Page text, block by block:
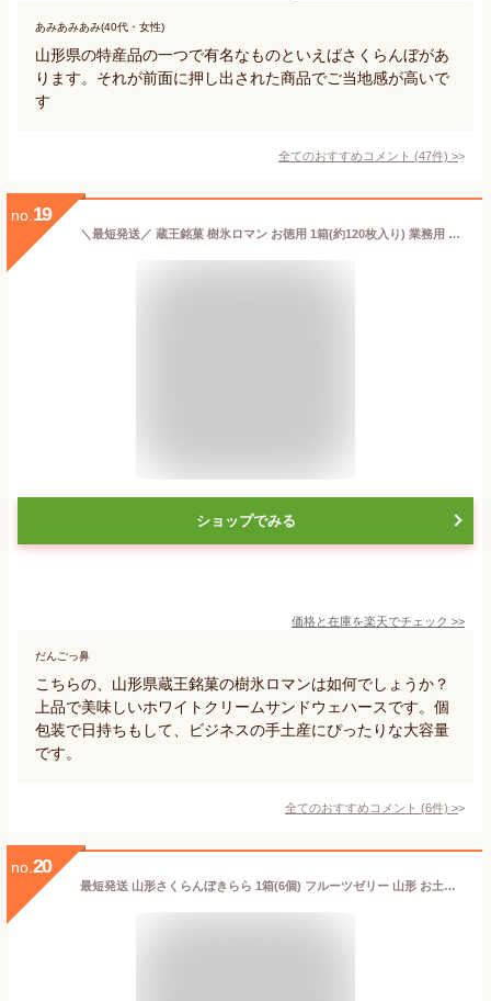
あみあみあみ(40代・女性)
山形県の特産品の一つで有名なものといえばさくらんぼがあ
ります。それが前面に押し出された商品でご当地感が高いで
す
全てのおすすめコメント (47件) >
no. 19
＼最短発送／ 蔵王銘菓 樹氷ロマン お徳用 1箱(約120枚入り) 業務用 大容量 山形 お土産 (東北 ご当地 手土産 お菓子 焼菓子 ホワイト クリーム サンド ウェハース 個包装 お取り寄せ 美味しい おすすめ 人気 定番 おやつ お茶請け オリジナル 限定 まとめ買い )【A01】
ショップでみる
価格と在庫を楽天でチェック >>
だんごっ鼻
こちらの、山形県蔵王銘菓の樹氷ロマンは如何でしょうか？
上品で美味しいホワイトクリームサンドウェハースです。個
包装で日持ちもして、ビジネスの手土産にぴったりな大容量
です。
全てのおすすめコメント (6件) >
no. 20
最短発送 山形さくらんぼきらら 1箱(6個) フルーツゼリー 山形 お土産 お菓子 個包装 お取り寄せ 水菓子 さくらんぼゼリーお中元 夏ギフト 帰省土産 手土産 【A01】